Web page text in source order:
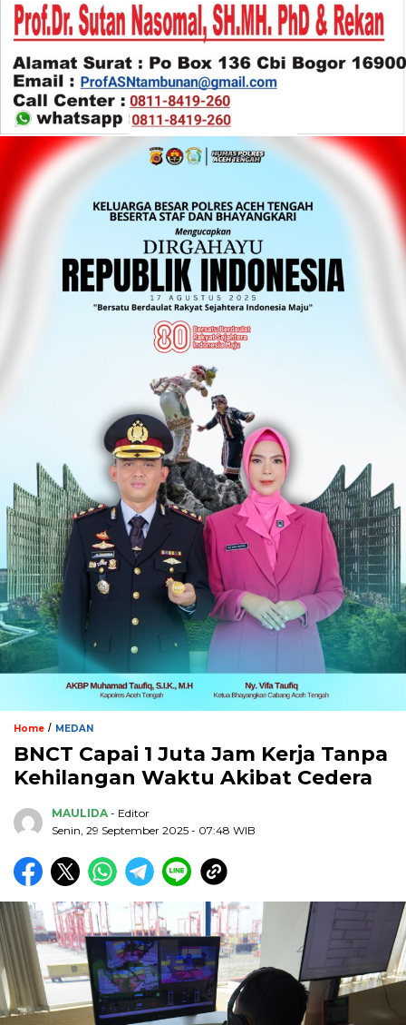
Home / MEDAN
BNCT Capai 1 Juta Jam Kerja Tanpa
Kehilangan Waktu Akibat Cedera
MAULIDA - Editor
Senin, 29 September 2025 - 07:48 WIB